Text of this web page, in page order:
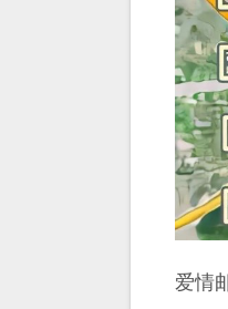
爱情